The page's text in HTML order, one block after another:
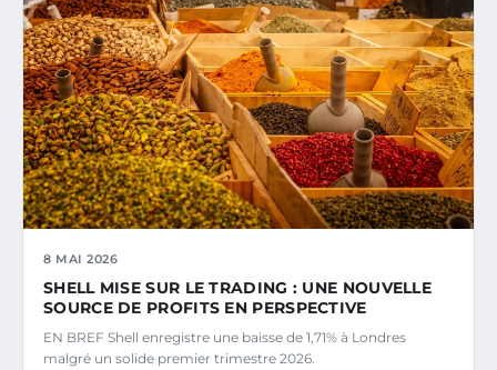
8 MAI 2026
SHELL MISE SUR LE TRADING : UNE NOUVELLE
SOURCE DE PROFITS EN PERSPECTIVE
EN BREF Shell enregistre une baisse de 1,71% à Londres
malgré un solide premier trimestre 2026.